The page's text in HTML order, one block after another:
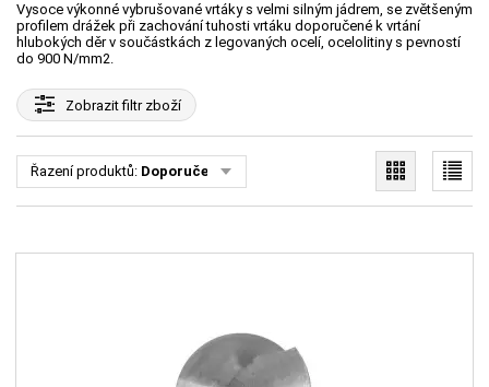
Vysoce výkonné vybrušované vrtáky s velmi silným jádrem, se zvětšeným
profilem drážek při zachování tuhosti vrtáku doporučené k vrtání
hlubokých děr v součástkách z legovaných ocelí, ocelolitiny s pevností
do 900 N/mm2.
Zobrazitfiltr zboží
Řazení produktů: Doporučené